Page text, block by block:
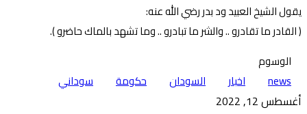
يقول الشيخ العبيد ود بدر رضي الله عنه:
( القادر ما تقادرو .. والشر ما تبادرو .. وما تشهد بالماك حاضرو ).
الوسوم
news
اخبار السودان حكومة سوداني
أغسطس 12, 2022